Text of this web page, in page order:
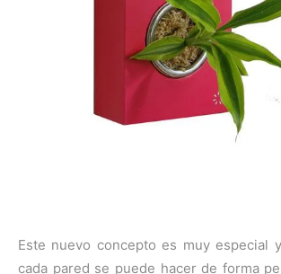
Este nuevo concepto es muy especial
cada pared se puede hacer de forma